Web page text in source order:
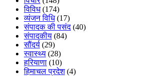
विविध(174)
व्यंजन विधि(17)
संपादक की पसंद(40)
संपादकीय (84)
सौंदर्य (29)
स्वास्थ्य (28)
हरियाणा (10)
हिमाचल प्रदेश(4)